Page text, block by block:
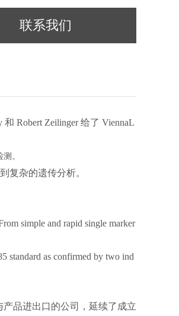
联系我们
Robert Zeilinger 给了 ViennaL
。
复杂的遗传分析。
simple and rapid single marker
standard as confirmed by two ind
品进出口的公司，延续了成立